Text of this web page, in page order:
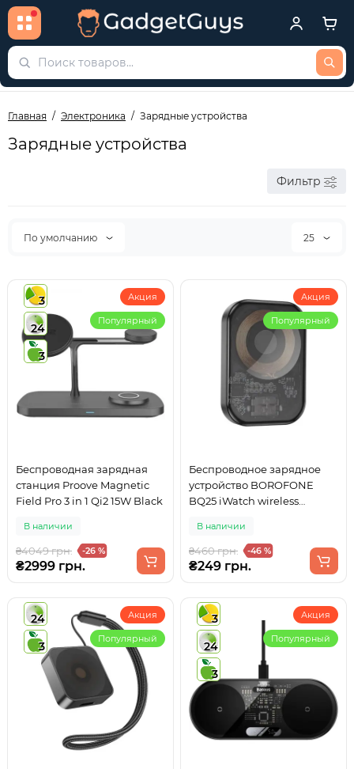
Главная Электроника Зарядные устройства
Зарядные устройства
Фильтр
По умолчанию 25
3
24
3
Акция
Популярный
Беспроводная зарядная
станция Proove Magnetic
Field Pro 3 in 1 Qi2 15W Black
В наличии
₴4049 грн. -26 %
₴2999 грн.
Акция
Популярный
Беспроводное зарядное
устройство BOROFONE
BQ25 iWatch wireless
В наличии
₴460 грн. -46 %
₴249 грн.
24
3
Акция
Популярный
3
24
3
Акция
Популярный